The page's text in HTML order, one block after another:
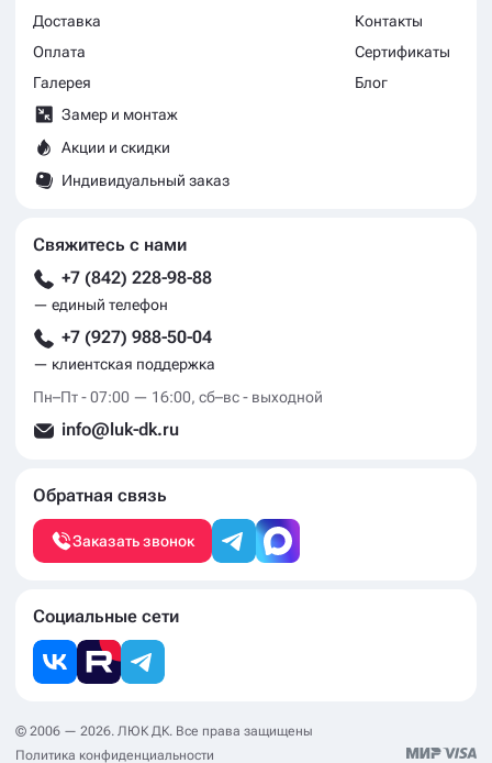
Доставка
Оплата
Галерея
Замер и монтаж
Акции и скидки
Индивидуальный заказ
Контакты
Сертификаты
Блог
Свяжитесь с нами
+7 (842) 228-98-88
— единый телефон
+7 (927) 988-50-04
— клиентская поддержка
Пн–Пт - 07:00 — 16:00, сб–вс - выходной
info@luk-dk.ru
Обратная связь
Заказать звонок
Социальные сети
© 2006 — 2026. ЛЮК ДК. Все права защищены
Политика конфиденциальности